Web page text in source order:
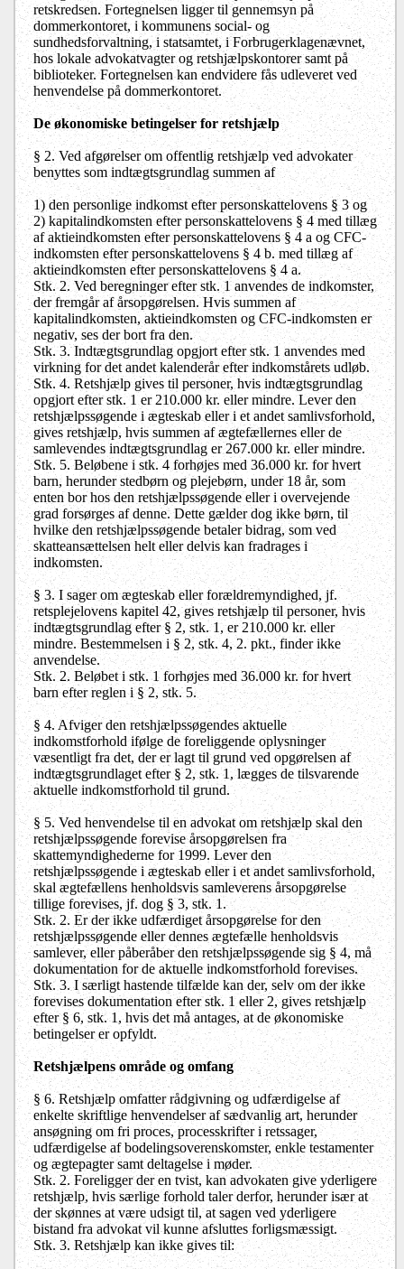
retskredsen. Fortegnelsen ligger til gennemsyn på
dommerkontoret, i kommunens social- og
sundhedsforvaltning, i statsamtet, i Forbrugerklagenævnet,
hos lokale advokatvagter og retshjælpskontorer samt på
biblioteker. Fortegnelsen kan endvidere fås udleveret ved
henvendelse på dommerkontoret.
De økonomiske betingelser for retshjælp
§ 2. Ved afgørelser om offentlig retshjælp ved advokater
benyttes som indtægtsgrundlag summen af
1) den personlige indkomst efter personskattelovens § 3 og
2) kapitalindkomsten efter personskattelovens § 4 med tillæg
af aktieindkomsten efter personskattelovens § 4 a og CFC-
indkomsten efter personskattelovens § 4 b. med tillæg af
aktieindkomsten efter personskattelovens § 4 a.
Stk. 2. Ved beregninger efter stk. 1 anvendes de indkomster,
der fremgår af årsopgørelsen. Hvis summen af
kapitalindkomsten, aktieindkomsten og CFC-indkomsten er
negativ, ses der bort fra den.
Stk. 3. Indtægtsgrundlag opgjort efter stk. 1 anvendes med
virkning for det andet kalenderår efter indkomstårets udløb.
Stk. 4. Retshjælp gives til personer, hvis indtægtsgrundlag
opgjort efter stk. 1 er 210.000 kr. eller mindre. Lever den
retshjælpssøgende i ægteskab eller i et andet samlivsforhold,
gives retshjælp, hvis summen af ægtefællernes eller de
samlevendes indtægtsgrundlag er 267.000 kr. eller mindre.
Stk. 5. Beløbene i stk. 4 forhøjes med 36.000 kr. for hvert
barn, herunder stedbørn og plejebørn, under 18 år, som
enten bor hos den retshjælpssøgende eller i overvejende
grad forsørges af denne. Dette gælder dog ikke børn, til
hvilke den retshjælpssøgende betaler bidrag, som ved
skatteansættelsen helt eller delvis kan fradrages i
indkomsten.
§ 3. I sager om ægteskab eller forældremyndighed, jf.
retsplejelovens kapitel 42, gives retshjælp til personer, hvis
indtægtsgrundlag efter § 2, stk. 1, er 210.000 kr. eller
mindre. Bestemmelsen i § 2, stk. 4, 2. pkt., finder ikke
anvendelse.
Stk. 2. Beløbet i stk. 1 forhøjes med 36.000 kr. for hvert
barn efter reglen i § 2, stk. 5.
§ 4. Afviger den retshjælpssøgendes aktuelle
indkomstforhold ifølge de foreliggende oplysninger
væsentligt fra det, der er lagt til grund ved opgørelsen af
indtægtsgrundlaget efter § 2, stk. 1, lægges de tilsvarende
aktuelle indkomstforhold til grund.
§ 5. Ved henvendelse til en advokat om retshjælp skal den
retshjælpssøgende forevise årsopgørelsen fra
skattemyndighederne for 1999. Lever den
retshjælpssøgende i ægteskab eller i et andet samlivsforhold,
skal ægtefællens henholdsvis samleverens årsopgørelse
tillige forevises, jf. dog § 3, stk. 1.
Stk. 2. Er der ikke udfærdiget årsopgørelse for den
retshjælpssøgende eller dennes ægtefælle henholdsvis
samlever, eller påberåber den retshjælpssøgende sig § 4, må
dokumentation for de aktuelle indkomstforhold forevises.
Stk. 3. I særligt hastende tilfælde kan der, selv om der ikke
forevises dokumentation efter stk. 1 eller 2, gives retshjælp
efter § 6, stk. 1, hvis det må antages, at de økonomiske
betingelser er opfyldt.
Retshjælpens område og omfang
§ 6. Retshjælp omfatter rådgivning og udfærdigelse af
enkelte skriftlige henvendelser af sædvanlig art, herunder
ansøgning om fri proces, processkrifter i retssager,
udfærdigelse af bodelingsoverenskomster, enkle testamenter
og ægtepagter samt deltagelse i møder.
Stk. 2. Foreligger der en tvist, kan advokaten give yderligere
retshjælp, hvis særlige forhold taler derfor, herunder især at
der skønnes at være udsigt til, at sagen ved yderligere
bistand fra advokat vil kunne afsluttes forligsmæssigt.
Stk. 3. Retshjælp kan ikke gives til: